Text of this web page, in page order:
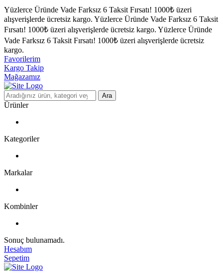
Yüzlerce Üründe Vade Farksız 6 Taksit Fırsatı! 1000₺ üzeri
alışverişlerde ücretsiz kargo. Yüzlerce Üründe Vade Farksız 6 Taksit
Fırsatı! 1000₺ üzeri alışverişlerde ücretsiz kargo. Yüzlerce Üründe
Vade Farksız 6 Taksit Fırsatı! 1000₺ üzeri alışverişlerde ücretsiz
kargo.
Favorilerim
Kargo Takip
Mağazamız
Ara
Ürünler
Kategoriler
Markalar
Kombinler
Sonuç bulunamadı.
Hesabım
Sepetim